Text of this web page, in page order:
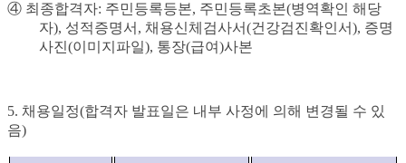
④ 최종합격자: 주민등록등본, 주민등록초본(병역확인 해당
자), 성적증명서 , 채용신체검사서(건강검진확인서), 증명
사진(이미지파일), 통장(급여)사본
5. 채용일정(합격자 발표일은 내부 사정에 의해 변경될 수 있
음)